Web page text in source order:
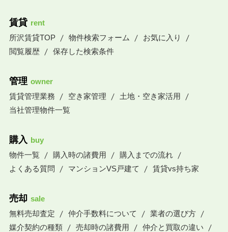
賃貸 rent
所沢賃貸TOP
物件検索フォーム
お気に入り
閲覧履歴
保存した検索条件
管理 owner
賃貸管理業務
空き家管理
土地・空き家活用
当社管理物件一覧
購入 buy
物件一覧
購入時の諸費用
購入までの流れ
よくある質問
マンションVS戸建て 賃貸vs持ち家
売却 sale
無料売却査定
仲介手数料について
業者の選び方
媒介契約の種類
売却時の諸費用
仲介と買取の違い